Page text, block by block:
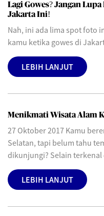
Lagi Gowes? Jangan
Jakarta Ini!
Nah, ini ada lima spot foto
kamu ketika gowes di
LEBIH LANJUT
Menikmati Wisata Alam
27 Oktober 2017 Kamu
Selatan, tapi belum tahu
dikunjungi? Selain terkenal
LEBIH LANJUT